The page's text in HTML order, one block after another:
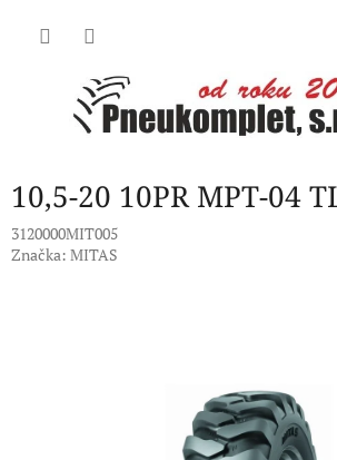
10,5-20 10PR MPT-04
3120000MIT005
Značka: MITAS